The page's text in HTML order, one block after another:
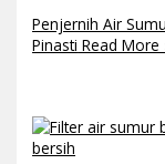
Penjernih Air
Pinasti Read More